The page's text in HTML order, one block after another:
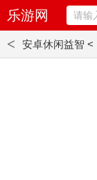
乐游网
< 安卓休闲益智 <